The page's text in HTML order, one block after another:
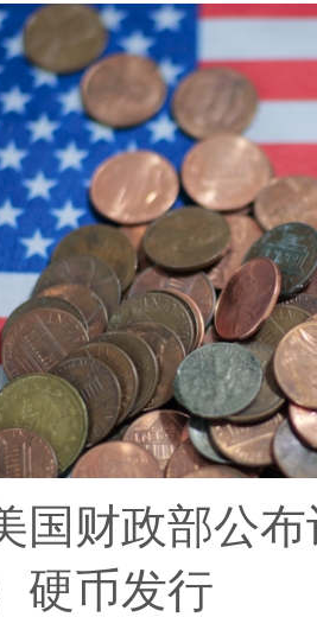
国财政部公
硬币发行